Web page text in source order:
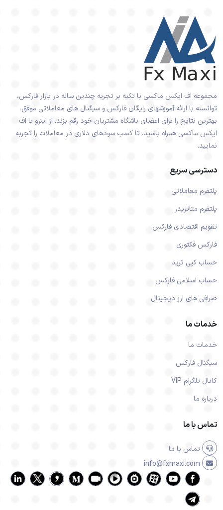
مجموعه اف ایکس ماکسی با تکیه بر تجربه چندین ساله در بازار فارکس،
توانسته با ارائه آموزشهای رایگان فارکس و سیگنال های معاملاتی موفق،
بهترین نتایج را برای اعضای باشگاه مشتریان خود رقم بزند. از اینرو با اف
ایکس ماکسی همراه باشید، تا کسب سودهای دلاری در معاملات را تجربه
نمایید.
دسترسی سریع
پلتفرم معاملاتی
پلتفرم متاتریدر
تقویم اقتصادی فارکس
فارکس فکتوری
حساب کپی ترید
حساب اسلامی فارکس
صرافی های ارز دیجیتال
خدمات ما
خدمات ما
سیگنال فارکس
کانال تلگرام VIP
درباره ما
تماس با ما
تماس با ما